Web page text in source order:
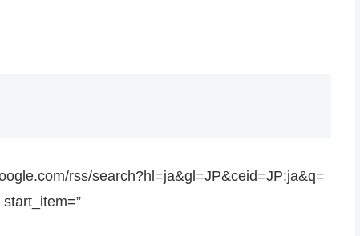
rss/search?hl=ja&gl=JP&ceid=JP:ja&q=
start_item=”